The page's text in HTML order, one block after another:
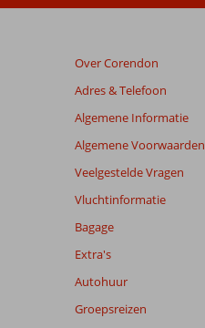
zijn
maanden
worden
niet
meer
weergegeven
om
de
relevantie
van
Meer
Over Corendon
Adres & Telefoon
Algemene Informatie
Algemene Voorwaarden
Veelgestelde Vragen
Vluchtinformatie
Bagage
Extra's
Autohuur
Groepsreizen